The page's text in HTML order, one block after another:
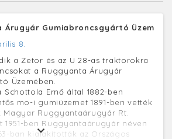
Árugyár Gumiabroncsgyártó Üzem
8.
a Zetor és az U 28-as traktorokra
a Ruggyanta Árugyár
Üzemében.
Ernő által 1882-ben
mo-i gumiüzemet 1891-ben vették
Magyar Ruggyantaárugyár Rt.
1951-ben Ruggyantaárugyár néven
ban kialakították az Országos